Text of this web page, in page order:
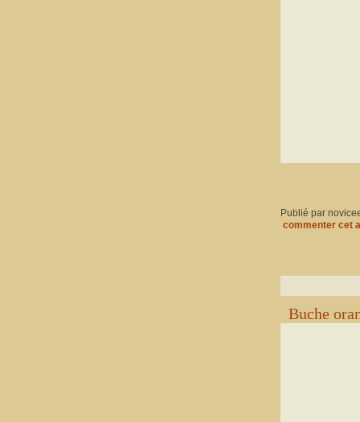
Publié par
commenter cet
Buche